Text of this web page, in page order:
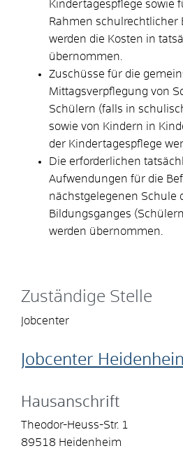
Kindertagespflege sowie
Rahmen schulrechtlicher
werden die Kosten in
übernommen.
Zuschüsse für die
Mittagsverpflegung von
Schülern (falls in
sowie von Kindern in
der Kindertagespflege
Die erforderlichen
Aufwendungen für die
nächstgelegenen Schule
Bildungsganges
werden übernommen.
Zuständige Stelle
Jobcenter
Jobcenter
Hausanschrift
Theodor-Heuss-Str. 1
89518 Heidenheim